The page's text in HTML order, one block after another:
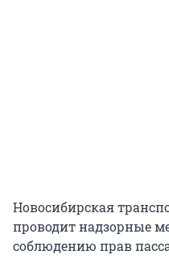
Новосибирская
проводит надзорные
соблюдению прав